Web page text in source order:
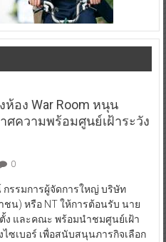
อง War Room หนุน
ศความพร้อมศูนย์เฝ้าระวัง
0
รมการผู้จัดการใหญ่ บริษัท
น) หรือ NT ให้การต้อนรับ นาย
ง และคณะ พร้อมนำชมศูนย์เฝ้า
ซเบอร์ เพื่อสนับสนุนภารกิจเลือก